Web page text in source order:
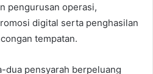
pengurusan operasi,
digital serta penghasilan
tempatan.
dua pensyarah berpeluang